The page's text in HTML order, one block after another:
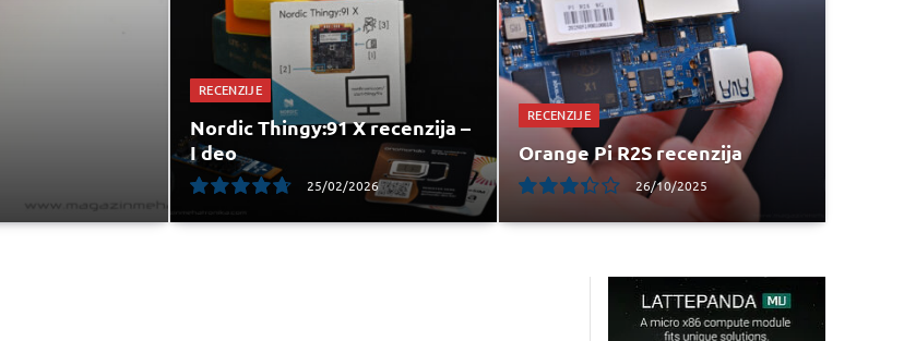
RECENZIJE
Nordic Thingy:91 X recenzija –
I deo
9.5
25/02/2026
RECENZIJE
Orange Pi R2S recenzija
6.8
26/10/2025